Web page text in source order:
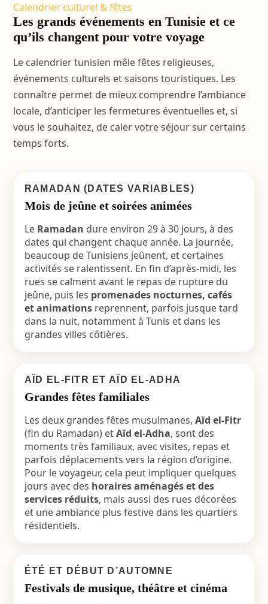
Calendrier culturel & fêtes
Les grands événements en Tunisie et ce
qu’ils changent pour votre voyage
Le calendrier tunisien mêle fêtes religieuses,
événements culturels et saisons touristiques. Les
connaître permet de mieux comprendre l’ambiance
locale, d’anticiper les fermetures éventuelles et, si
vous le souhaitez, de caler votre séjour sur certains
temps forts.
RAMADAN (DATES VARIABLES)
Mois de jeûne et soirées animées
Le Ramadan dure environ 29 à 30 jours, à des
dates qui changent chaque année. La journée,
beaucoup de Tunisiens jeûnent, et certaines
activités se ralentissent. En fin d’après-midi, les
rues se calment avant le repas de rupture du
jeûne, puis les promenades nocturnes, cafés
et animationsreprennent, parfois jusque tard
dans la nuit, notamment à Tunis et dans les
grandes villes côtières.
AÏD EL-FITR ET AÏD EL-ADHA
Grandes fêtes familiales
Les deux grandes fêtes musulmanes, Aïd el-Fitr
(fin du Ramadan) etAïd el-Adha, sont des
moments très familiaux, avec visites, repas et
parfois déplacements vers la région d’origine.
Pour le voyageur, cela peut impliquer quelques
jours avec des horaires aménagés et des
services réduits, mais aussi des rues décorées
et une ambiance plus festive dans les quartiers
résidentiels.
ÉTÉ ET DÉBUT D’AUTOMNE
Festivals de musique, théâtre et cinéma